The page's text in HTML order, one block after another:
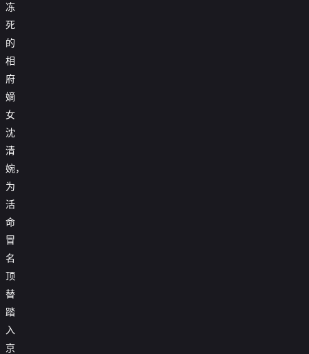
冻
死
的
相
府
嫡
女
沈
清
婉，
为
活
命
冒
名
顶
替
踏
入
京